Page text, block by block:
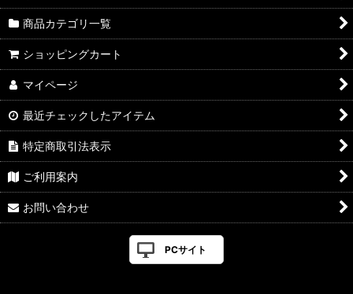
商品カテゴリ一覧
ショッピングカート
マイページ
最近チェックしたアイテム
特定商取引法表示
ご利用案内
お問い合わせ
PCサイト